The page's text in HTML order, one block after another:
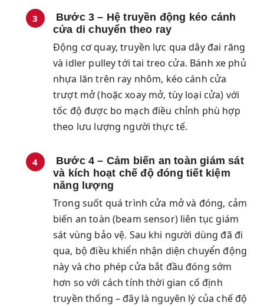
Bước 3 – Hệ truyền động kéo cánh
cửa di chuyển theo ray
Động cơ quay, truyền lực qua dây đai răng
và idler pulley tới tai treo cửa. Bánh xe phủ
nhựa lăn trên ray nhôm, kéo cánh cửa
trượt mở (hoặc xoay mở, tùy loại cửa) với
tốc độ được bo mạch điều chỉnh phù hợp
theo lưu lượng người thực tế.
Bước 4 – Cảm biến an toàn giám sát
và kích hoạt chế độ đóng tiết kiệm
năng lượng
Trong suốt quá trình cửa mở và đóng, cảm
biến an toàn (beam sensor) liên tục giám
sát vùng bảo vệ. Sau khi người dùng đã đi
qua, bộ điều khiển nhận diện chuyển động
này và cho phép cửa bắt đầu đóng sớm
hơn so với cách tính thời gian cố định
truyền thống – đây là nguyên lý của chế độ